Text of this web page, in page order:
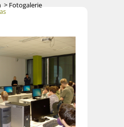
> Fotogalerie